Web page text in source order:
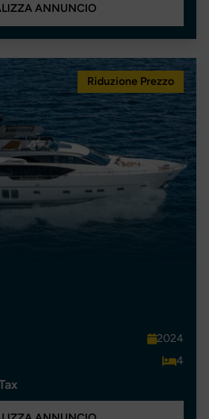
ANNUNCIO
Riduzione Prezzo
2024
4